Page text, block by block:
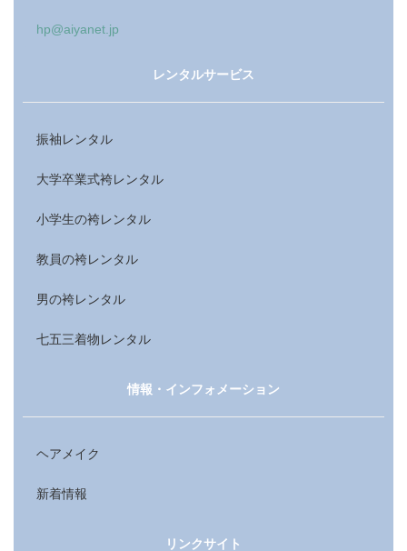
hp@aiyanet.jp
レンタルサービス
振袖レンタル
大学卒業式袴レンタル
小学生の袴レンタル
教員の袴レンタル
男の袴レンタル
七五三着物レンタル
情報・インフォメーション
ヘアメイク
新着情報
リンクサイト